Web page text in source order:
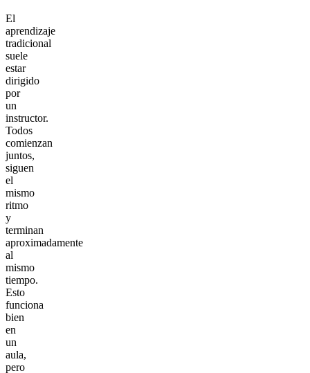
El
aprendizaje
tradicional
suele
estar
dirigido
por
un
instructor.
Todos
comienzan
juntos,
siguen
el
mismo
ritmo
y
terminan
aproximadamente
al
mismo
tiempo.
Esto
funciona
bien
en
un
aula,
pero